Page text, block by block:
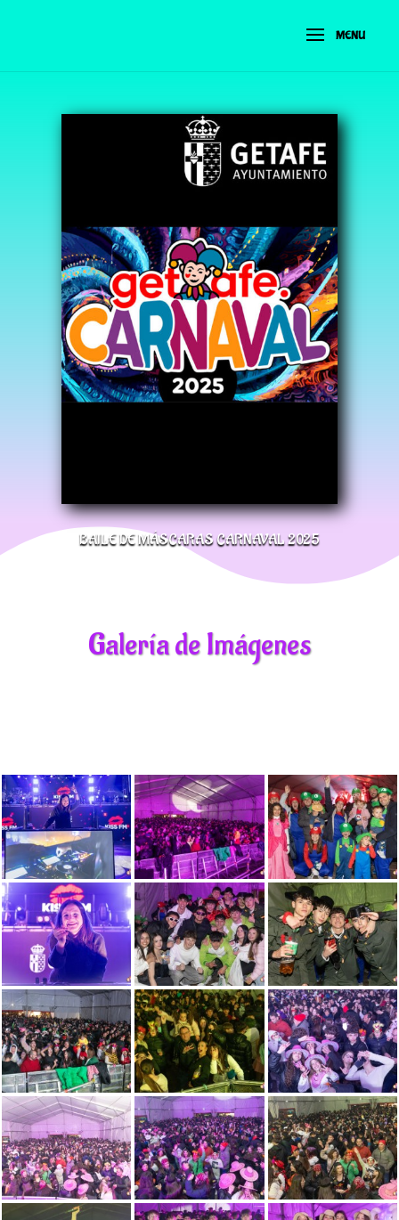
BAILE DE MÁSCARAS CARNAVAL 2025
Galería de Imágenes